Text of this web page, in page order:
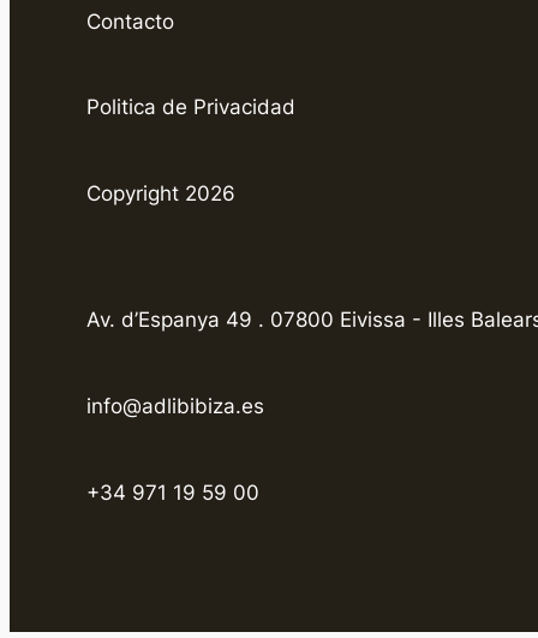
Contacto
Politica de Privacidad
Copyright 2026
Av. d’Espanya 49 . 07800 Eivissa - Illes
info@adlibibiza.es
+34 971 19 59 00